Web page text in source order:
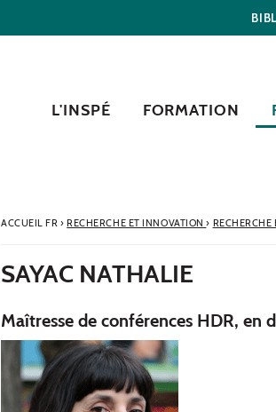
L'INSPÉ FORMATION
ACCUEIL FR› RECHERCHE ET INNOVATION›
SAYAC NATHALIE
Maîtresse de conférences HDR, en